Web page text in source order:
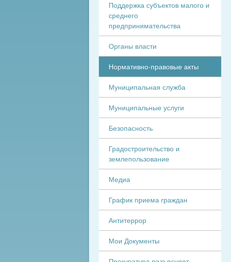
Поддержка субъектов малого и
среднего
предпринимательства
Органы власти
Нормативно-правовые акты
Муниципальная служба
Муниципальные услуги
Безопасность
Градостроительство и
землепользование
Медиа
График приема граждан
Антитеррор
Мои Документы